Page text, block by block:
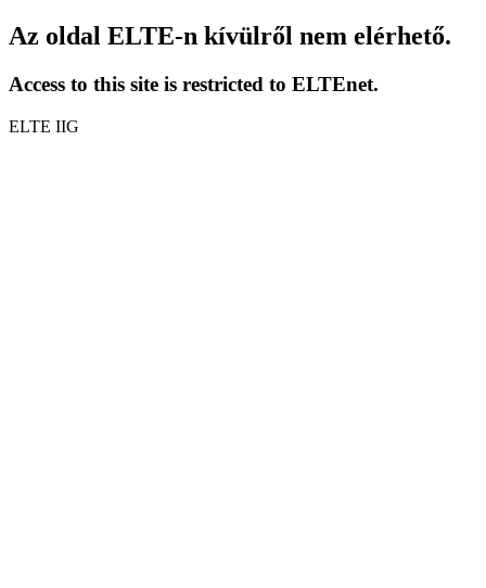
Az oldal ELTE-n kívülről nem elérhető.
Access to this site is restricted to ELTEnet.
ELTE IIG